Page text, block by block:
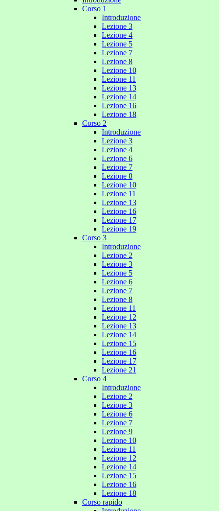
Corso 1
Introduzione
Lezione 3
Lezione 4
Lezione 5
Lezione 7
Lezione 8
Lezione 10
Lezione 11
Lezione 13
Lezione 14
Lezione 16
Lezione 18
Corso 2
Introduzione
Lezione 3
Lezione 4
Lezione 6
Lezione 7
Lezione 8
Lezione 10
Lezione 11
Lezione 13
Lezione 16
Lezione 17
Lezione 19
Corso 3
Introduzione
Lezione 2
Lezione 3
Lezione 5
Lezione 6
Lezione 7
Lezione 8
Lezione 11
Lezione 12
Lezione 13
Lezione 14
Lezione 15
Lezione 16
Lezione 17
Lezione 21
Corso 4
Introduzione
Lezione 2
Lezione 3
Lezione 6
Lezione 7
Lezione 9
Lezione 10
Lezione 11
Lezione 12
Lezione 14
Lezione 15
Lezione 16
Lezione 18
Corso rapido